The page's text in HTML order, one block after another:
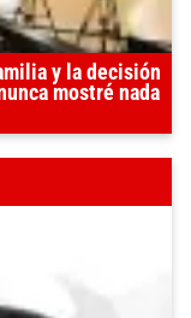
y la decisión
mostré nada